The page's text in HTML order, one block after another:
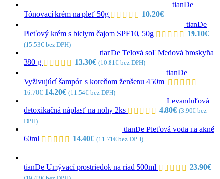
tianDe
Tónovací krém na pleť 50g
10.20€
tianDe
Pleťový krém s bielym čajom SPF10, 50g
19.10€
(15.53€ bez DPH)
tianDe Telová soľ Medová broskyňa
380 g
13.30€ (10.81 € bez DPH)
tianDe
Vyživujúcí šampón s koreňom ženšenu 450ml
16.70€ Pôvodná
bola:
14.20€Aktuálna
je:
(11.54€ bez DPH)
Levanduľová
detoxikačná náplasť na nohy 2ks
4.80€ (3.90€ bez
DPH)
tianDe Pleťová voda na akné
60ml
14.40€ (11.71 € bez DPH)
tianDe Umývací prostriedok na riad 500ml 23.90€